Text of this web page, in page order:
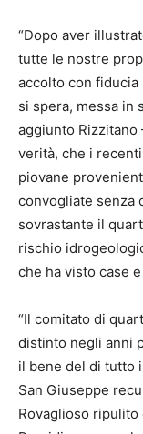
“Dopo aver
tutte le nostre
accolto con fiducia
si spera, messa in
aggiunto Rizzitano
verità, che i
piovane
convogliate senza
sovrastante il
rischio
che ha visto case
“Il comitato di
distinto negli anni
il bene del di tutto
San Giuseppe
Rovaglioso ripulito